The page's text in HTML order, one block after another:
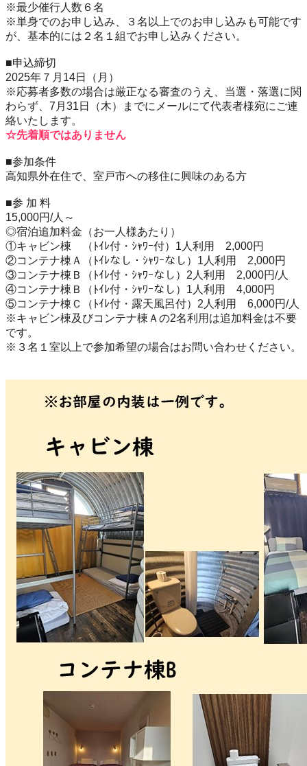
※最少催行人数６名
※単身でのお申し込み、３名以上でのお申し込みも可能です
が、基本的には２名１組でお申し込みください。
■申込締切
2025年７月14日（月）
※応募者多数の場合は厳正なる審査のうえ、当選・落選に関
わらず、 7月31日（木）までにメールにて代表者様宛にご連
絡いたします。
☆先着順ではありません
■参加条件
高知県外在住で、室戸市への移住に興味のある方
■参 加 料
15,000円/人～
◎宿泊追加料金（お一人様あたり）
①キャビン棟 （ﾄｲﾚ付・ｼｬﾜｰ付）1人利用 2,000円
②コンテナ棟Ａ（ﾄｲﾚなし・ｼｬﾜｰなし）1人利用 2,000円
③コンテナ棟Ｂ（ﾄｲﾚ付・ｼｬﾜｰなし）2人利用 2,000円/人
④コンテナ棟Ｂ（ﾄｲﾚ付・ｼｬﾜｰなし）1人利用 4,000円
⑤コンテナ棟Ｃ（ﾄｲﾚ付・露天風呂付）2人利用 6,000円/人
※キャビン棟及びコンテナ棟Ａの2名利用は追加料金は不要
です。
※３名１室以上で参加希望の場合はお問い合わせください。